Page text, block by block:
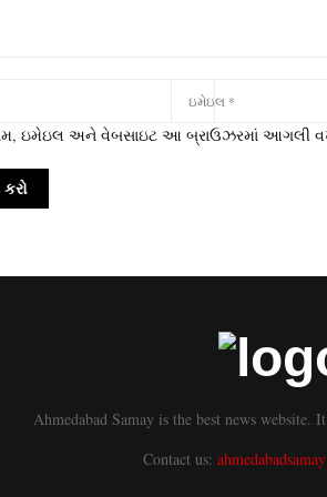
ઇમેઇલ અને વેબસાઇટ આ બ્રાઉઝરમાં આગલી
Ahmedabad Samay is the best news website.
Contact us: